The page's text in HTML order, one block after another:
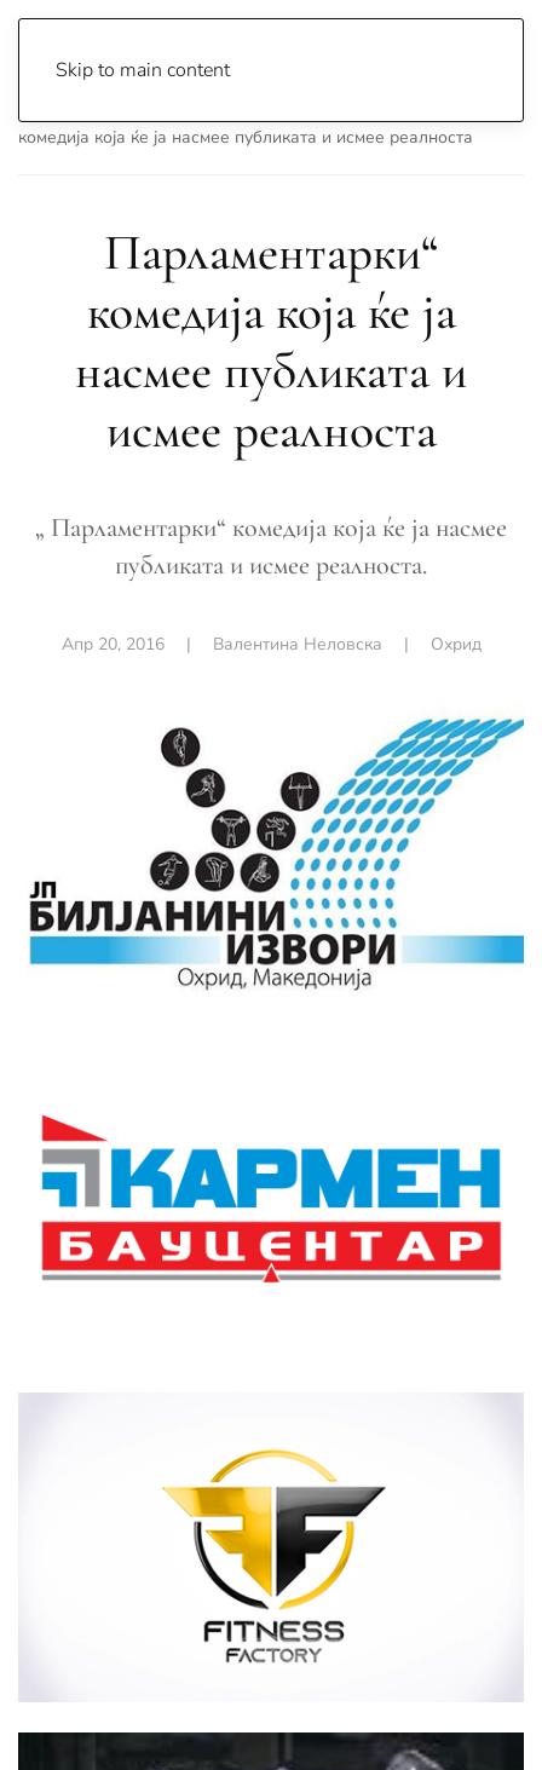
Skip to main content
комедија која ќе ја насмее публиката и исмее реалноста
Парламентарки“
комедија која ќе ја
насмее публиката и
исмее реалноста
„ Парламентарки“ комедија која ќе ја насмее
публиката и исмее реалноста.
Апр 20, 2016| Валентина Неловска | Охрид